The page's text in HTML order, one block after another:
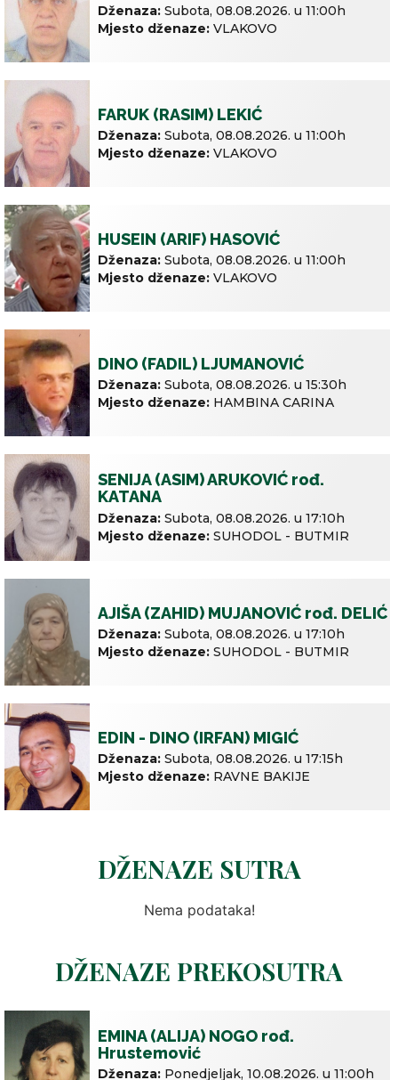
Dženaza: Subota, 08.08.2026. u 11:00h
Mjesto dženaze: VLAKOVO
FARUK (RASIM) LEKIĆ
Dženaza: Subota, 08.08.2026. u 11:00h
Mjesto dženaze: VLAKOVO
HUSEIN (ARIF) HASOVIĆ
Dženaza: Subota, 08.08.2026. u 11:00h
Mjesto dženaze: VLAKOVO
DINO (FADIL) LJUMANOVIĆ
Dženaza: Subota, 08.08.2026. u 15:30h
Mjesto dženaze: HAMBINA CARINA
SENIJA (ASIM) ARUKOVIĆ rođ.
KATANA
Dženaza: Subota, 08.08.2026. u 17:10h
Mjesto dženaze: SUHODOL - BUTMIR
AJIŠA (ZAHID) MUJANOVIĆ rođ. DELIĆ
Dženaza: Subota, 08.08.2026. u 17:10h
Mjesto dženaze: SUHODOL - BUTMIR
EDIN - DINO (IRFAN) MIGIĆ
Dženaza: Subota, 08.08.2026. u 17:15h
Mjesto dženaze: RAVNE BAKIJE
DŽENAZE SUTRA
Nema podataka!
DŽENAZE PREKOSUTRA
EMINA (ALIJA) NOGO rođ.
Hrustemović
Dženaza: Ponedjeljak, 10.08.2026. u 11:00h